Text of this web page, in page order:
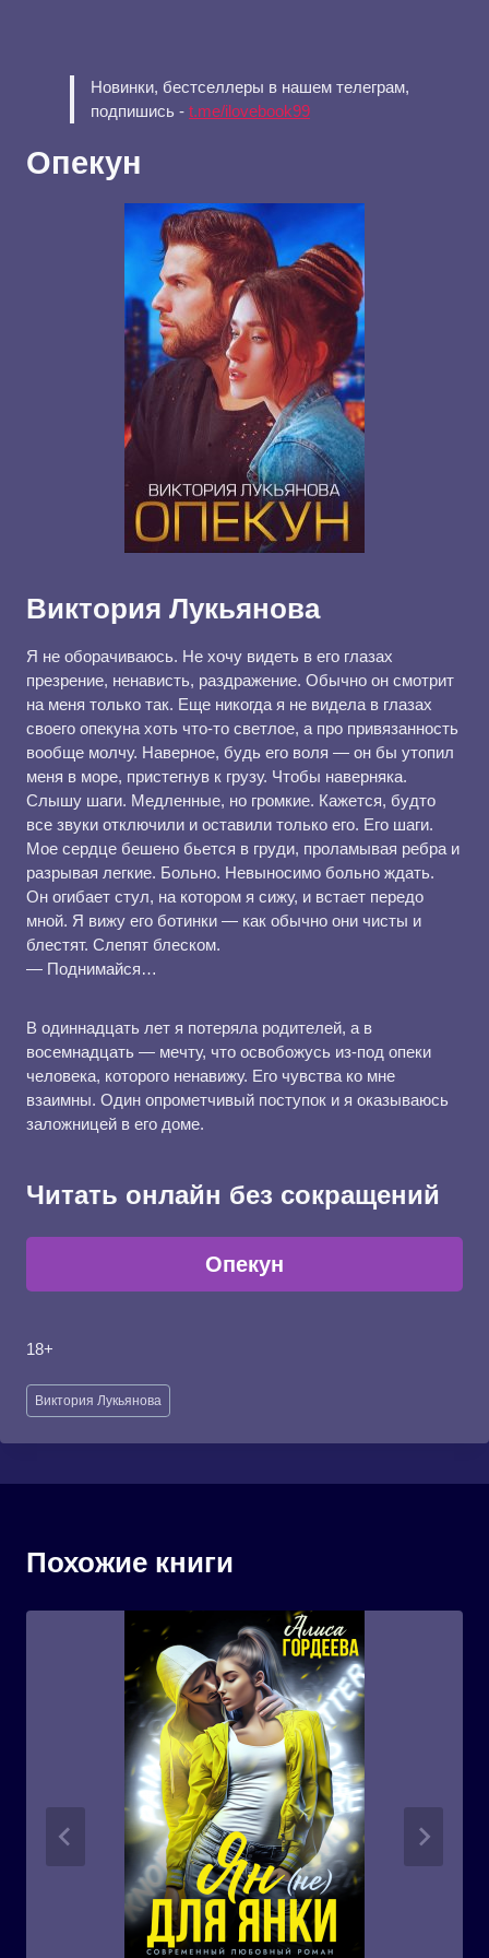
Новинки, бестселлеры в нашем телеграм,
подпишись - t.me/ilovebook99
Опекун
Виктория Лукьянова
Я не оборачиваюсь. Не хочу видеть в его глазах
презрение, ненависть, раздражение. Обычно он смотрит
на меня только так. Еще никогда я не видела в глазах
своего опекуна хоть что-то светлое, а про привязанность
вообще молчу. Наверное, будь его воля — он бы утопил
меня в море, пристегнув к грузу. Чтобы наверняка.
Слышу шаги. Медленные, но громкие. Кажется, будто
все звуки отключили и оставили только его. Его шаги.
Мое сердце бешено бьется в груди, проламывая ребра и
разрывая легкие. Больно. Невыносимо больно ждать.
Он огибает стул, на котором я сижу, и встает передо
мной. Я вижу его ботинки — как обычно они чисты и
блестят. Слепят блеском.
— Поднимайся…
В одиннадцать лет я потеряла родителей, а в
восемнадцать — мечту, что освобожусь из-под опеки
человека, которого ненавижу. Его чувства ко мне
взаимны. Один опрометчивый поступок и я оказываюсь
заложницей в его доме.
Читать онлайн без сокращений
Опекун
18+
Метки
записи:
Виктория Лукьянова
Похожие книги